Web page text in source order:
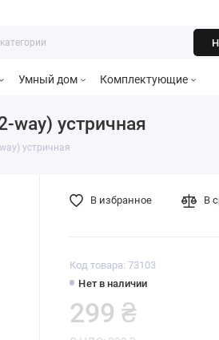
Умный дом Комплектующие
way) устричная
устричная
Код товара: 73103
Нет в наличии
299 ₴
В избранное В